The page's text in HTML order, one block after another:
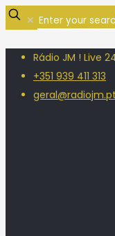
✕
Rádio JM ! Live
+351 939 411 313